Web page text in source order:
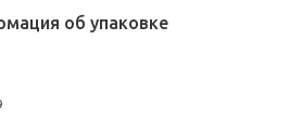
об упаковке